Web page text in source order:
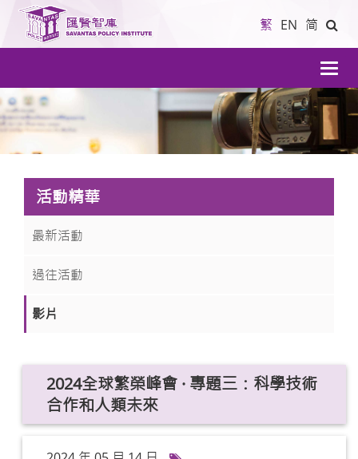
繁 EN 简
導
航
活動精華
最新活動
過往活動
影片
2024全球繁榮峰會 · 專題三：科學技術
合作和人類未來